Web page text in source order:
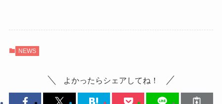
NEWS
よかったらシェアしてね！